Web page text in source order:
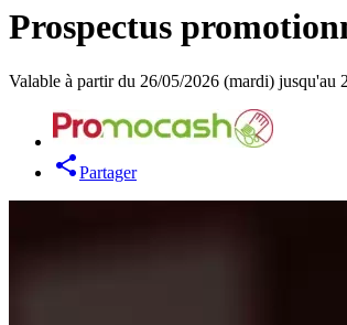
Prospectus
Valable à partir du 26/05/2026 (mardi) jusqu'au
Partager